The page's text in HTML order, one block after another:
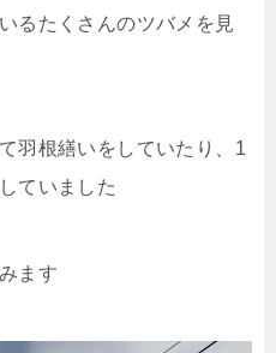
るたくさんのツバメを見
羽根繕いをしていたり、1
ていました
ます